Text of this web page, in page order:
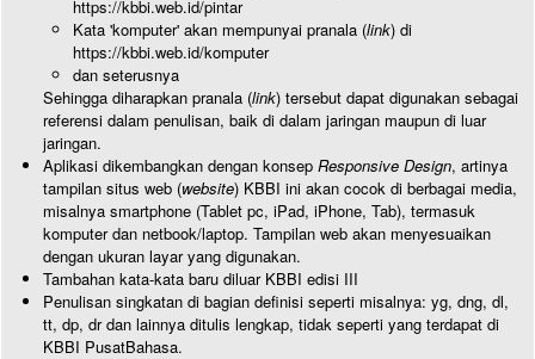
https://kbbi.web.id/pintar
Kata 'komputer' akan mempunyai pranala (link) di
https://kbbi.web.id/komputer
dan seterusnya
Sehingga diharapkan pranala (link) tersebut dapat digunakan sebagai
referensi dalam penulisan, baik di dalam jaringan maupun di luar
jaringan.
Aplikasi dikembangkan dengan konsep Responsive Design, artinya
tampilan situs web (website) KBBI ini akan cocok di berbagai media,
misalnya smartphone (Tablet pc, iPad, iPhone, Tab), termasuk
komputer dan netbook/laptop. Tampilan web akan menyesuaikan
dengan ukuran layar yang digunakan.
Tambahan kata-kata baru diluar KBBI edisi III
Penulisan singkatan di bagian definisi seperti misalnya: yg, dng, dl,
tt, dp, dr dan lainnya ditulis lengkap, tidak seperti yang terdapat di
KBBI PusatBahasa.